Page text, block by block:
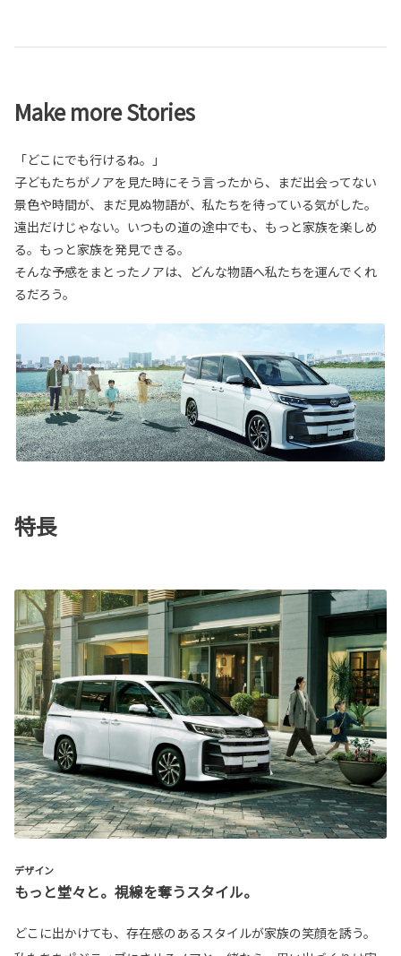
Make more Stories
「どこにでも行けるね。」
子どもたちがノアを見た時にそう言ったから、まだ出会ってない
景色や時間が、まだ見ぬ物語が、私たちを待っている気がした。
遠出だけじゃない。いつもの道の途中でも、もっと家族を楽しめ
る。もっと家族を発見できる。
そんな予感をまとったノアは、どんな物語へ私たちを運んでくれ
るだろう。
特長
デザイン
もっと堂々と。視線を奪うスタイル。
どこに出かけても、存在感のあるスタイルが家族の笑顔を誘う。